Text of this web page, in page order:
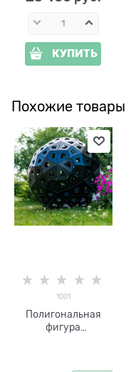
КУПИТЬ
Похожие товары
1001
Полигональная
фигура